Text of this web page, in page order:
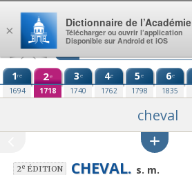
Aller au contenu
1re
1694
2e
1718
3e
1740
4e
1762
5e
1798
6e
1835
cheval
2eÉDITION CHEVAL. s. m.
×
Dictionnaire de l’Académie
Télécharger ou ouvrir l’application
Disponible sur Android et iOS